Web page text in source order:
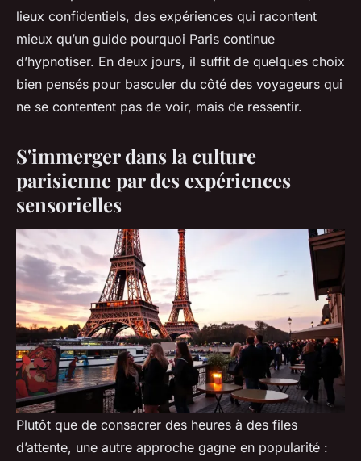
lieux confidentiels, des expériences qui racontent
mieux qu’un guide pourquoi Paris continue
d’hypnotiser. En deux jours, il suffit de quelques choix
bien pensés pour basculer du côté des voyageurs qui
ne se contentent pas de voir, mais de ressentir.
S'immerger dans la culture
parisienne par des expériences
sensorielles
Plutôt que de consacrer des heures à des files
d’attente, une autre approche gagne en popularité :